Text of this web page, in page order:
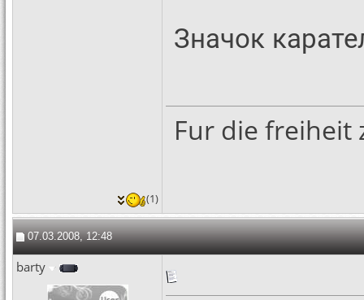
Значок
Fur die freiheit
(1)
07.03.2008, 12:48
barty